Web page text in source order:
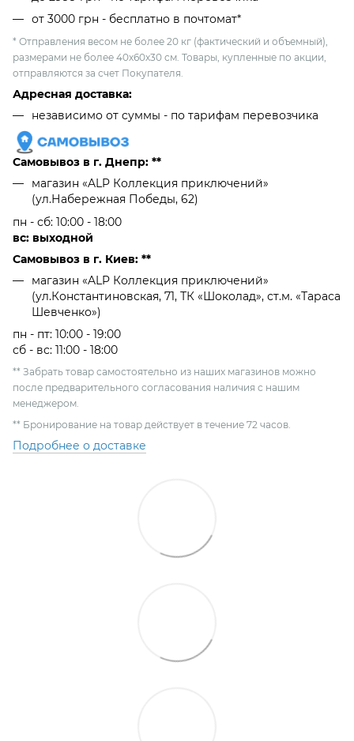
от 3000 грн - бесплатно в почтомат*
* Отправления весом не более 20 кг (фактический и объемный),
размерами не более 40х60х30 см. Товары, купленные по акции,
отправляются за счет Покупателя.
Адресная доставка:
независимо от cуммы - по тарифам перевозчика
Самовывоз в г. Днепр: **
магазин «ALP Коллекция приключений»
(ул.Набережная Победы, 62)
пн - сб: 10:00 - 18:00
вс: выходной
Самовывоз в г. Киев: **
магазин «ALP Коллекция приключений»
(ул.Константиновская, 71, ТК «Шоколад», ст.м. «Тараса
Шевченко»)
пн - пт: 10:00 - 19:00
сб - вс: 11:00 - 18:00
** Забрать товар самостоятельно из наших магазинов можно
после предварительного согласования наличия с нашим
менеджером.
** Бронирование на товар действует в течение 72 часов.
Подробнее о доставке